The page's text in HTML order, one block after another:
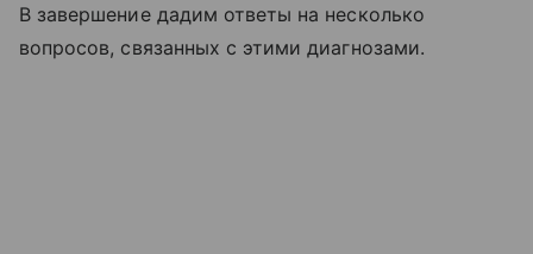
В завершение дадим ответы на несколько
вопросов, связанных с этими диагнозами.